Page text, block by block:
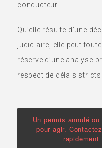
conducteur.
Qu’elle résulte d’une
judiciaire, elle peut
réserve d’une analyse
respect de délais stricts.
Un permis annulé
pour agir.